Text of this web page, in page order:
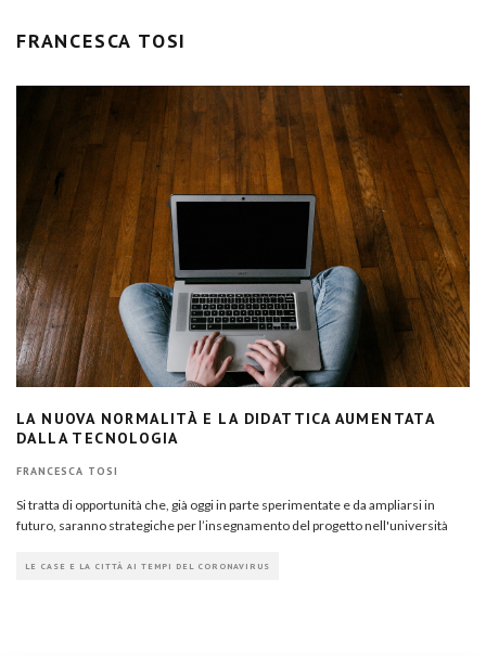
FRANCESCA TOSI
LA NUOVA NORMALITÀ E LA DIDATTICA AUMENTATA
DALLA TECNOLOGIA
FRANCESCA TOSI
Si tratta di opportunità che, già oggi in parte sperimentate e da ampliarsi in
futuro, saranno strategiche per l’insegnamento del progetto nell'università
LE CASE E LA CITTÀ AI TEMPI DEL CORONAVIRUS